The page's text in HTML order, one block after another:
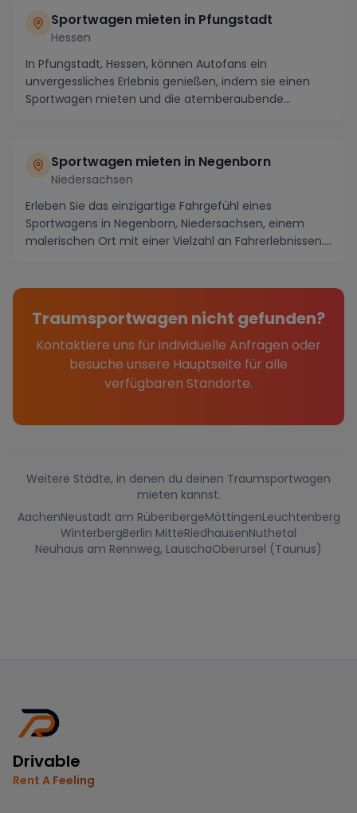
Sportwagen mieten in Pfungstadt
Hessen
In Pfungstadt, Hessen, können Autofans ein
unvergessliches Erlebnis genießen, indem sie einen
Sportwagen mieten und die atemberaubende
Sportwagen mieten in Negenborn
Niedersachsen
Erleben Sie das einzigartige Fahrgefühl eines
Sportwagens in Negenborn, Niedersachsen, einem
malerischen Ort mit einer Vielzahl an Fahrerlebnissen.
Traumsportwagen nicht gefunden?
Kontaktiere uns für individuelle Anfragen oder
besuche unsere Hauptseite für alle
verfügbaren Standorte.
Weitere Städte, in denen du deinen Traumsportwagen
mieten kannst.
AachenNeustadt am RübenbergeMöttingenLeuchtenberg
WinterbergBerlin MitteRiedhausenNuthetal
Neuhaus am Rennweg, LauschaOberursel (Taunus)
Drivable
Rent A Feeling